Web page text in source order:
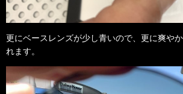
更にベースレンズが少し青いので、更に爽や
れます。